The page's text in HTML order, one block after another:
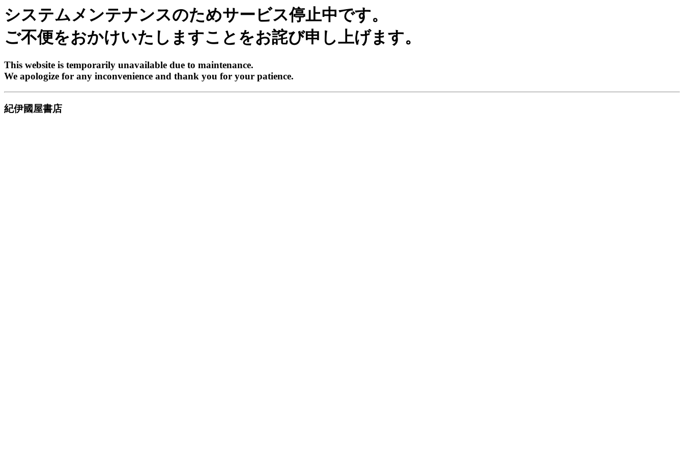
システムメンテナンスのためサービス停止中です。
ご不便をおかけいたしますことをお詫び申し上げます。
This website is temporarily unavailable due to maintenance.
We apologize for any inconvenience and thank you for your patience.
紀伊國屋書店